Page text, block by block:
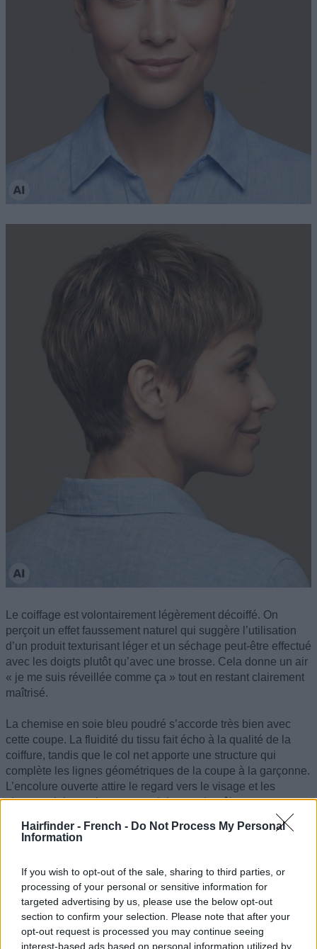
Hairfinder - French - Do Not Process My Personal
Information
If you wish to opt-out of the sale, sharing to third parties, or
processing of your personal or sensitive information for
targeted advertising by us, please use the below opt-out
section to confirm your selection. Please note that after your
opt-out request is processed you may continue seeing
interest-based ads based on personal information utilized by
Le coiffage est volontairement légèrement décoiffé. On
perçoit un effet faussement naturel qui suggère l’utilisation
d’un produit texturisant léger et un séchage peut-être effectué
avec les doigts plutôt qu’avec une brosse. Cela donne un air
« je me suis réveillée comme ça » tout en restant clairement
maîtrisé.
La chemise en soie bleu poudré s’accorde très bien avec
cette coupe. La fluidité du tissu fait écho à la qualité de la
coiffure, tandis que le col net apporte une structure qui
complète les lignes géométriques de la coupe à la garçonne.
L’encolure ouverte attire le regard vers le visage et les
cheveux, laissant la coupe tenir le premier rôle.
©hairfinder.com Images par IA